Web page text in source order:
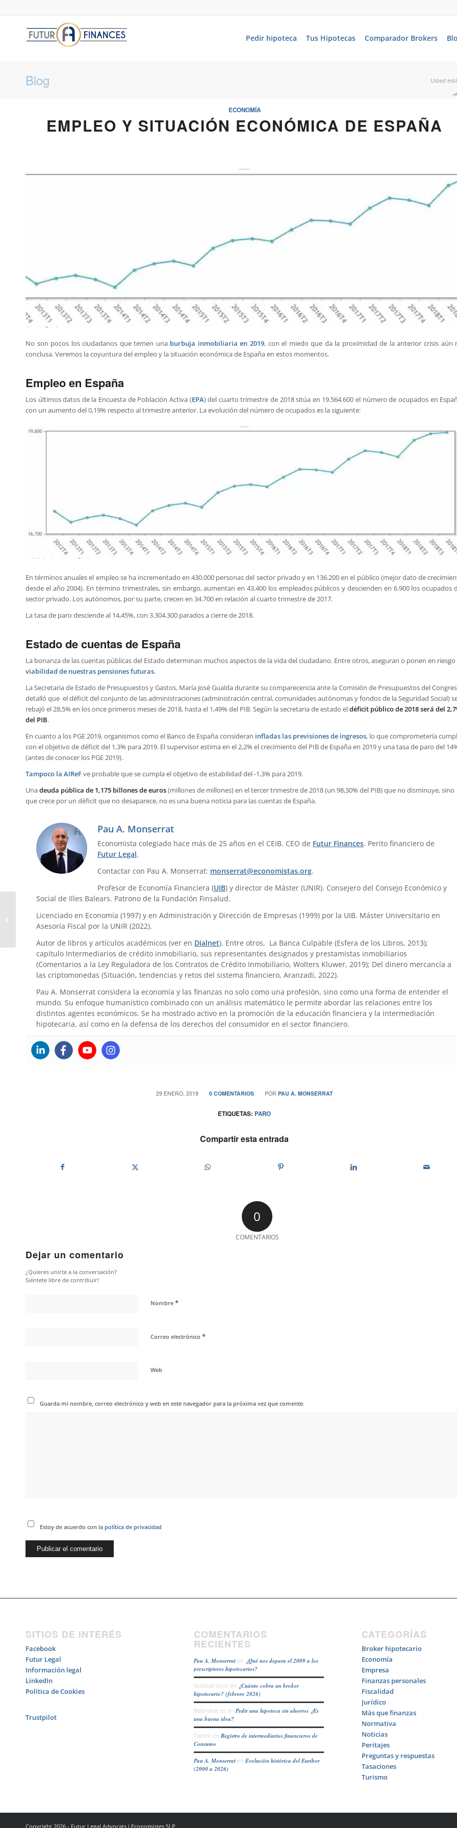
Pedir hipoteca Tus Hipotecas Comparador Brokers
Blog Usted
ECONOMÍA
EMPLEO Y SITUACIÓN ECONÓMICA DE ESPAÑA
No son pocos los ciudadanos que temen una burbuja inmobiliaria en 2019, con el miedo que da la proximidad de la anterior crisis aún
conclusa. Veremos la coyuntura del empleo y la situación económica de España en estos momentos.
Empleo en España
Los últimos datos de la Encuesta de Población Activa (EPA) del cuarto trimestre de 2018 sitúa en 19.564.600 el número de ocupados en
con un aumento del 0,19% respecto al trimestre anterior. La evolución del número de ocupados es la siguiente:
En términos anuales el empleo se ha incrementado en 430.000 personas del sector privado y en 136.200 en el público (mejor dato de
desde el año 2004). En término trimestrales, sin embargo, aumentan en 43.400 los empleados públicos y descienden en 6.900 los ocupados
sector privado. Los autónomos, por su parte, crecen en 34.700 en relación al cuarto trimestre de 2017.
La tasa de paro desciende al 14,45%, con 3.304.300 parados a cierre de 2018.
Estado de cuentas de España
La bonanza de las cuentas públicas del Estado determinan muchos aspectos de la vida del ciudadano. Entre otros, aseguran o ponen en riesgo
viabilidad de nuestras pensiones futuras.
La Secretaria de Estado de Presupuestos y Gastos, María José Gualda durante su comparecencia ante la Comisión de Presupuestos del
detalló que el déficit del conjunto de las administraciones (administración central, comunidades autónomas y fondos de la Seguridad Social)
rebajó el 28,5% en los once primeros meses de 2018, hasta el 1,49% del PIB. Según la secretaria de estado eldéficit público de 2018 será del
del PIB.
En cuanto a los PGE 2019, organismos como el Banco de España consideran infladas las previsiones de ingresos, lo que comprometería
con el objetivo de déficit del 1,3% para 2019. El supervisor estima en el 2,2% el crecimiento del PIB de España en 2019 y una tasa de paro del
(antes de conocer los PGE 2019).
Tampoco la AIReFve probable que se cumpla el objetivo de estabilidad del -1,3% para 2019.
Unadeuda pública de 1,175 billones de euros(millones de millones) en el tercer trimestre de 2018 (un 98,30% del PIB) que no disminuye, sino
que crece por un déficit que no desaparece, no es una buena noticia para las cuentas de España.
Pau A. Monserrat
Economista colegiado hace más de 25 años en el CEIB. CEO de Futur Finances. Perito financiero de
Futur Legal.
Contactar con Pau A. Monserrat: monserrat@economistas.org.
Profesor de Economía Financiera (UIB) y director de Máster (UNIR). Consejero del Consejo Económico y
Social de Illes Balears. Patrono de la Fundación Finsalud.
Licenciado en Economía (1997) y en Administración y Dirección de Empresas (1999) por la UIB. Máster Universitario en
Asesoría Fiscal por la UNIR (2022).
Autor de libros y artículos académicos (ver en Dialnet). Entre otros, La Banca Culpable (Esfera de los Libros, 2013);
capítulo Intermediarios de crédito inmobiliario, sus representantes designados y prestamistas inmobiliarios
(Comentarios a la Ley Reguladora de los Contratos de Crédito Inmobiliario, Wolters Kluwer, 2019); Del dinero mercancía a
las criptomonedas (Situación, tendencias y retos del sistema financiero, Aranzadi, 2022).
Pau A. Monserrat considera la economía y las finanzas no solo como una profesión, sino como una forma de entender el
mundo. Su enfoque humanístico combinado con un análisis matemático le permite abordar las relaciones entre los
distintos agentes económicos. Se ha mostrado activo en la promoción de la educación financiera y la intermediación
hipotecaria, así como en la defensa de los derechos del consumidor en el sector financiero.
29 ENERO, 2019
/ 0 COMENTARIOS
/ PORPAU A. MONSERRAT
ETIQUETAS: PARO
Compartir esta entrada
0
COMENTARIOS
Dejar un comentario
¿Quieres unirte a la conversación?
Siéntete libre de contribuir!
Nombre *
Correo electrónico *
Web
Guarda mi nombre, correo electrónico y web en este navegador para la próxima vez que comente.
Estoy de acuerdo con lapolítica de privacidad
SITIOS DE INTERÉS
Facebook
Futur Legal
Información legal
LinkedIn
Política de Cookies
Trustpilot
COMENTARIOS
RECIENTES
Pau A. Monserraten ¿Qué nos depara el 2009 a los
prescriptores hipotecarios?
football brosen ¿Cuánto cobra un broker
hipotecario? (febrero 2026)
Bebroker.esen Pedir una hipoteca sin ahorros ¿Es
una buena idea?
Tadosi en Registro de intermediarios financieros de
Consumo
Pau A. Monserraten Evolución histórica del Euribor
(2000 a 2026)
CATEGORÍAS
Broker hipotecario
Economía
Empresa
Finanzas personales
Fiscalidad
Jurídico
Más que finanzas
Normativa
Noticias
Peritajes
Preguntas y respuestas
Tasaciones
Turismo
Copyright 2026 - Futur Legal Advocats i Economistes SLP
Dinero y felicidad